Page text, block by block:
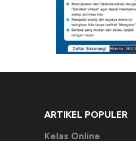
ARTIKEL POPULER
Kelas Online